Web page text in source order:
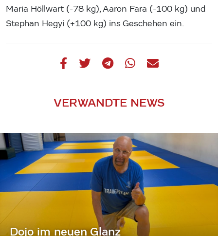
Maria Höllwart (-78 kg), Aaron Fara (-100 kg) und
Stephan Hegyi (+100 kg) ins Geschehen ein.
VERWANDTE NEWS
Dojo im neuen Glanz